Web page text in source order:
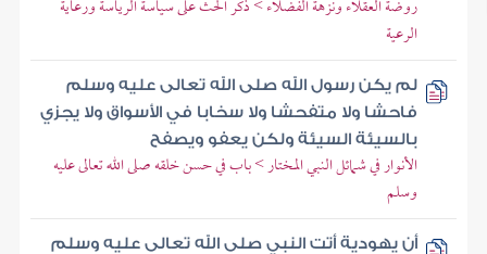
روضة العقلاء ونزهة الفضلاء > ذكر الحث على سياسة الرياسة ورعاية
الرعية
لم يكن رسول الله صلى الله تعالى عليه وسلم
فاحشا ولا متفحشا ولا سخابا في الأسواق ولا يجزي
بالسيئة السيئة ولكن يعفو ويصفح
الأنوار في شمائل النبي المختار > باب في حسن خلقه صلى الله تعالى عليه
وسلم
أن يهودية أتت النبي صلى الله تعالى عليه وسلم